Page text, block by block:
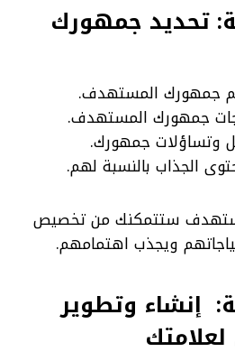
تحديد جمهورك
جمهورك المستهدف.
جمهورك المستهدف.
وتساؤلات جمهورك.
الجذاب بالنسبة لهم.
ستتمكنك من تخصيص
ويجذب اهتمامهم.
إنشاء وتطوير